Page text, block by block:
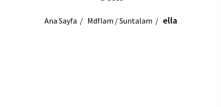
Ana Sayfa Mdflam / Suntalam ella